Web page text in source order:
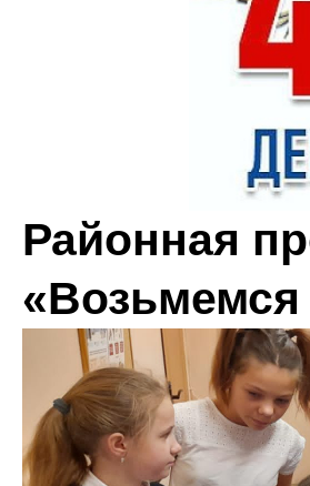
Районная
«Возьмемся